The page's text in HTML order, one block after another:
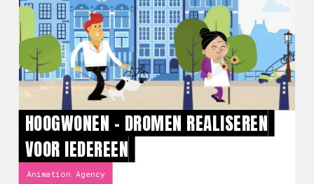
HOOGWONEN - DROMEN REALISEREN
VOOR IEDEREEN
Animation Agency